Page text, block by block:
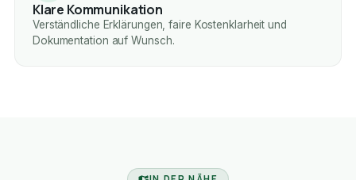
Klare Kommunikation
Verständliche Erklärungen, faire Kostenklarheit und
Dokumentation auf Wunsch.